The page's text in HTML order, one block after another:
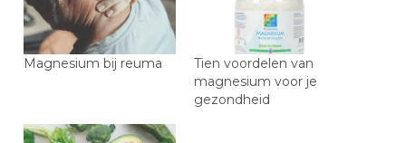
Magnesium bij reuma
Tien voordelen van
magnesium voor je
gezondheid